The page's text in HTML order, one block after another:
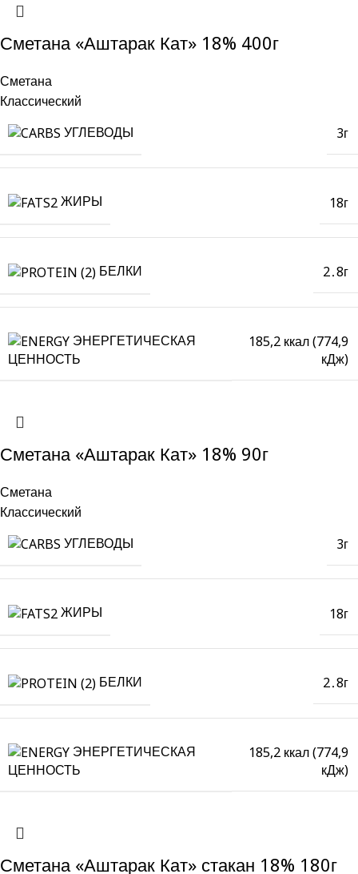
Сметана «Аштарак Кат» 18% 400г
Сметана
Классический
УГЛЕВОДЫ
3г
ЖИРЫ 18г
БЕЛКИ 2․8г
ЭНЕРГЕТИЧЕСКАЯ
ЦЕННОСТЬ
185,2 ккал (774,9
кДж)
Сметана «Аштарак Кат» 18% 90г
Сметана
Классический
УГЛЕВОДЫ
3г
ЖИРЫ 18г
БЕЛКИ 2․8г
ЭНЕРГЕТИЧЕСКАЯ
ЦЕННОСТЬ
185,2 ккал (774,9
кДж)
Сметана «Аштарак Кат» стакан 18% 180г